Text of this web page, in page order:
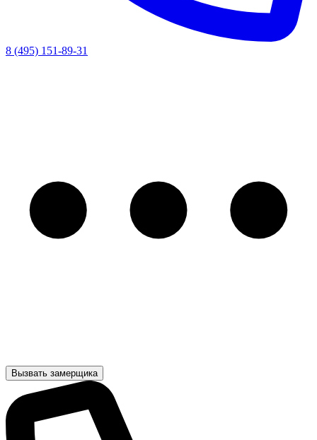
8 (495) 151-89-31
Вызвать замерщика